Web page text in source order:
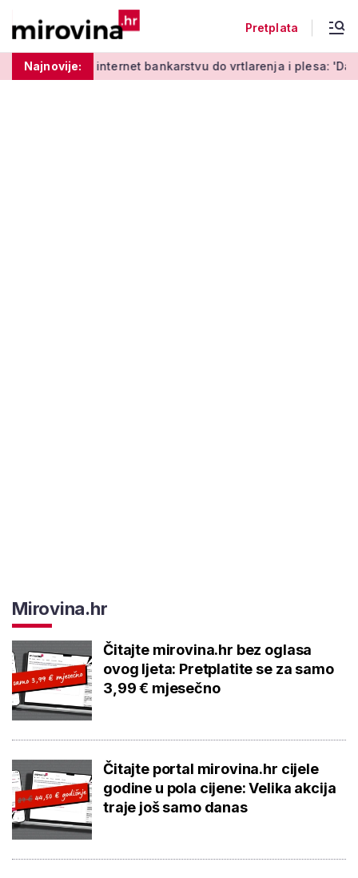
Pretplata
Najnovije:
učenja o internet bankarstvu do vrtlarenja i plesa: 'Da starije
Mirovina.hr
Čitajte mirovina.hr bez oglasa
ovog ljeta: Pretplatite se za samo
3,99 € mjesečno
Čitajte portal mirovina.hr cijele
godine u pola cijene: Velika akcija
traje još samo danas